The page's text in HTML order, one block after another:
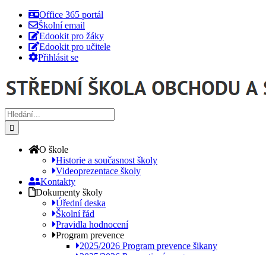
Přeskočit
obsah
Office 365 portál
Školní email
Edookit pro žáky
Edookit pro učitele
Přihlásit se
Hledat:
O škole
Historie a současnost školy
Videoprezentace školy
Kontakty
Dokumenty školy
Úřední deska
Školní řád
Pravidla hodnocení
Program prevence
2025/2026 Program prevence šikany